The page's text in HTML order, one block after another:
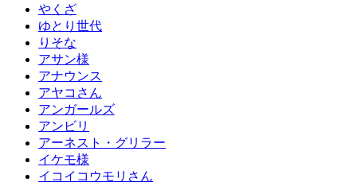
やくざ
ゆとり世代
りそな
アサン様
アナウンス
アヤコさん
アンガールズ
アンビリ
アーネスト・グリラー
イケモ様
イコイコウモリさん